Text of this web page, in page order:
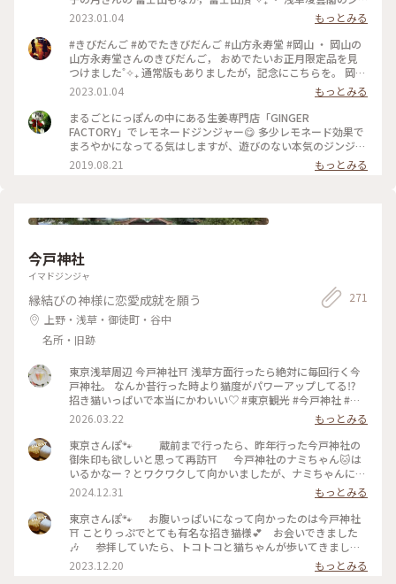
オラマにもちょっぴり感動˚✧₊ 明治23年に完成した12階建ての
展望塔。 当時から浅草の賑わいが想像できますね。 ・ まるご
とにっぽん楽しみました♪
2023.01.04
もっとみる
#きびだんご #めでたきびだんご #山方永寿堂 #岡山 ・ 岡山の
山方永寿堂さんのきびだんご， おめでたいお正月限定品を見
つけました˚✧₊ 通常版もありましたが，記念にこちらを。 岡山
に行きたいです♡
2023.01.04
もっとみる
まるごとにっぽんの中にある生姜専門店「GINGER
FACTORY」でレモネードジンジャー😋 多少レモネード効果で
まろやかになってる気はしますが、遊びのない本気のジンジャ
エールです。 かなり辛めで、ストローで勢いよく吸うと生姜が
口にいっぱいに(笑) これは食べるジンジャエール！ 体がポカポ
2019.08.21 もっとみる
今戸神社
イマドジンジャ
縁結びの神様に恋愛成就を願う
上野・浅草・御徒町・谷中
名所・旧跡
271
東京浅草周辺 今戸神社⛩️ 浅草方面行ったら絶対に毎回行く今
戸神社。 なんか昔行った時より猫度がパワーアップしてる⁉️
招き猫いっぱいで本当にかわいい♡ #東京観光 #今戸神社 #開
運旅 #かわいい神社 #かわいいおみくじ
2026.03.22
もっとみる
東京さんぽ🐾 蔵前まで行ったら、昨年行った今戸神社の
御朱印も欲しいと思って再訪⛩️ 今戸神社のナミちゃん🐱は
いるかなー？とワクワクして向かいましたが、ナミちゃんにも
会えなかった🥲 たくさんのかわいい招き猫さんに癒してもら
いました( ´｡•ω•)ﾉ"(っ <。) #ベストトリップ2024 #ご利益
めぐり #東京散歩 #御朱印
2024.12.31
もっとみる
東京さんぽ🐾 お腹いっぱいになって向かったのは今戸神社
⛩ ことりっぷでとても有名な招き猫様💕 お会いできました
🎶 参拝していたら、トコトコと猫ちゃんが歩いてきまし
た。この子がナミちゃん⁉︎ ナミちゃんにも会えて嬉しい✨
境内にはあちこちに猫の置物。 猫づくしの今戸神社。 招き猫
2023.12.20 もっとみる